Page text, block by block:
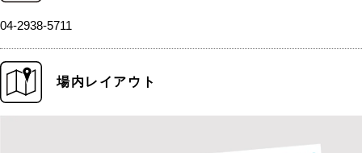
04-2938-5711
場内レイアウト